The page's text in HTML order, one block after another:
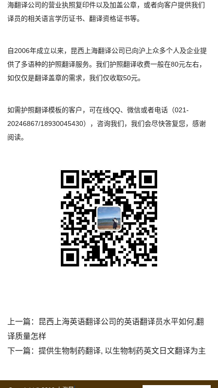
海翻译公司的营业执照复印件以及加盖公章，或者向客户提供我们
译员的相关语言学历证书、翻译资格证书等。
自2006年成立以来，昆西上海翻译公司已向沪上众多个人及企业提
供了多语种的护照翻译服务。我们护照翻译收费一般在80元左右，
如仅仅是翻译盖章的需求，我们仅收取50元。
如需护照翻译模板的客户，可在线QQ、微信或者电话（021-
20246867/18930045430），咨询我们，我们会尽快答复您，感谢
阅读。
上一篇：
昆西上海英语翻译公司的英语翻译员水平如何,翻
译质量怎样
下一篇： 提供生物制药翻译, 以生物制药英文日文翻译为主